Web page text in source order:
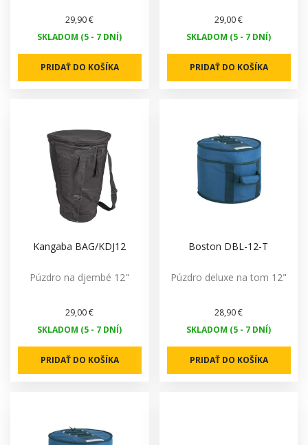
29,90 €
SKLADOM (5 - 7 DNÍ)
PRIDAŤ DO KOŠÍKA
29,00 €
SKLADOM (5 - 7 DNÍ)
PRIDAŤ DO KOŠÍKA
Kangaba BAG/KDJ12
Púzdro na djembé 12"
29,00 €
SKLADOM (5 - 7 DNÍ)
PRIDAŤ DO KOŠÍKA
Boston DBL-12-T
Púzdro deluxe na tom 12"
28,90 €
SKLADOM (5 - 7 DNÍ)
PRIDAŤ DO KOŠÍKA